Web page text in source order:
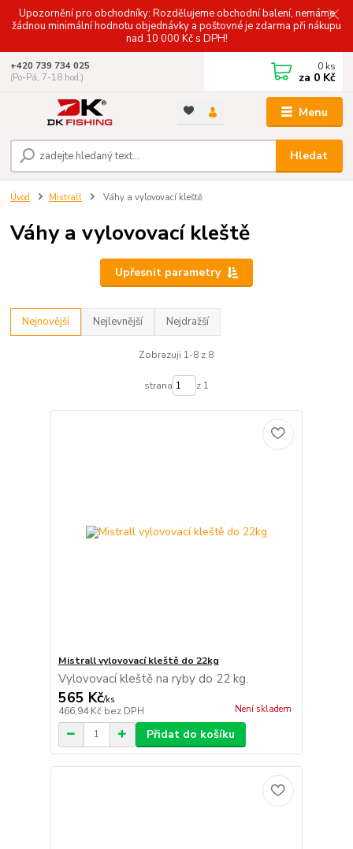
Upozornění pro obchodníky: Rozdělujeme obchodní balení, nemáme
žádnou minimální hodnotu objednávky a poštovné je zdarma při nákupu
nad 10 000 Kč s DPH!
Menu
Hledat
+420 739 734 025
(Po-Pá, 7-18 hod.)
0 ks
za 0 Kč
Úvod Mistrall Váhy a vylovovací kleště
Váhy a vylovovací kleště
Upřesnit parametry
Nejnovější Nejlevnější Nejdražší
Zobrazuji 1-8 z 8
strana z 1
Mistrall vylovovací kleště do 22kg
Vylovovací kleště na ryby do 22 kg.
565 Kč/ks
466,94 Kč bez DPH Není skladem
Přidat do košíku